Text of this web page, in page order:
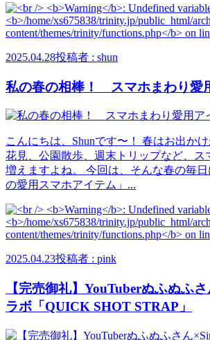
2025.04.28投稿者 : shun
私の春の相棒！ スマホまわり愛
こんにちは、Shunです〜！ 春はお出か
花見、公園散歩、週末トリップなど、ス
増えますよね。 今回は、そんな春の毎
の愛用スマホアイテム」...
2025.04.23投稿者 : pink
【完売御礼】YouTuberぬふぬふ
ラボ「QUICK SHOT STRAP」